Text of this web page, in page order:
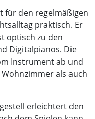
für den regelmäßigen
praktisch. Er
optisch zu den
Digitalpianos. Die
Instrument ab und
als auch
erleichtert den